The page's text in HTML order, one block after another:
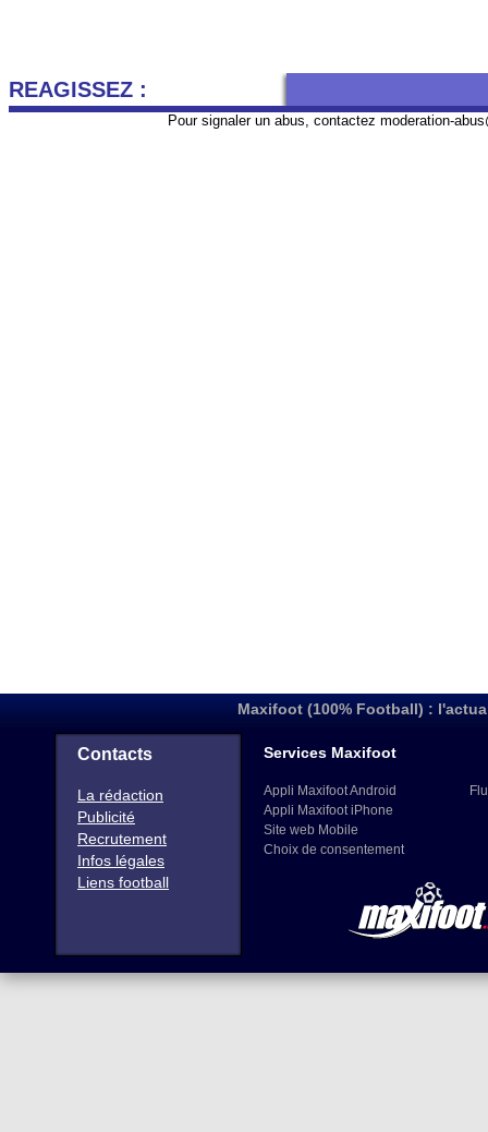
REAGISSEZ :
Pour signaler un abus, contactez moderation-
Maxifoot (100% Football) :
Contacts
La rédaction
Publicité
Recrutement
Infos légales
Liens football
Services Maxifoot
Appli Maxifoot Android
Appli Maxifoot iPhone
Site web Mobile
Choix de consentement